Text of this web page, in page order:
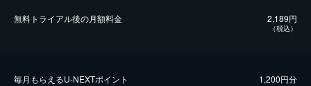
無料トライアル後の⽉額料金 2,189円
（税込）
毎⽉もらえるU-NEXTポイント 1,200円分